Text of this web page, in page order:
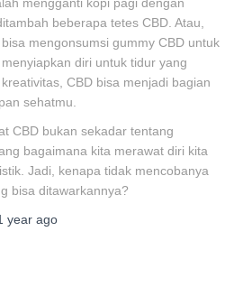
beberapa tetes CBD. Atau,
mengonsumsi gummy CBD untuk
diri untuk tidur yang
CBD bisa menjadi bagian
sehatmu.
CBD bukan sekadar tentang
bagaimana kita merawat diri kita
Jadi, kenapa tidak mencobanya
bisa ditawarkannya?
year ago